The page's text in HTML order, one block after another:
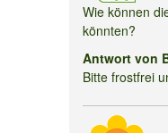
Wie können
könnten?
Antwort von
Bitte frostfrei